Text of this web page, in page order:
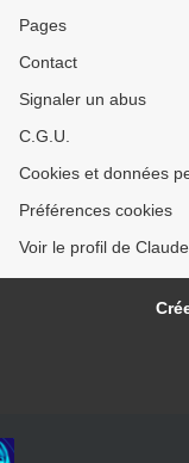
Pages
Contact
Signaler un abus
C.G.U.
Cookies et données
Préférences cookies
Voir le profil de